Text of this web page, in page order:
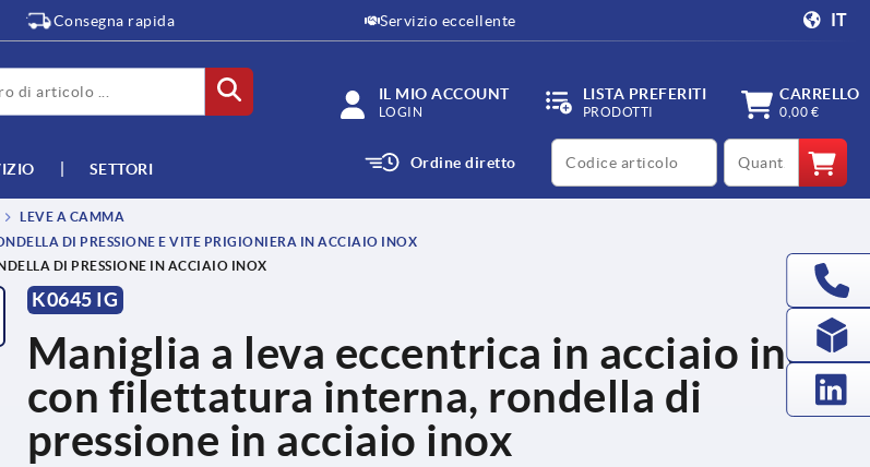
Consegna rapida Servizio eccellente IT
IL MIO ACCOUNT
LOGIN
LISTA PREFERITI
PRODOTTI
CARRELLO
0,00 €
SETTORI Ordine diretto
productCode qty
LEVE A CAMMA
DI PRESSIONE E VITE PRIGIONIERA IN ACCIAIO INOX
DI PRESSIONE IN ACCIAIO INOX
K0645 IG
Maniglia a leva eccentrica in acciaio inox
con filettatura interna, rondella di
pressione in acciaio inox